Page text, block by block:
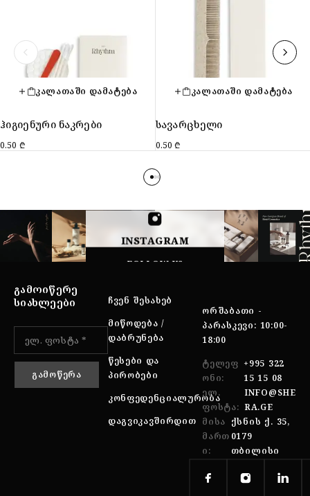
ᲙᲐᲚᲐᲗᲐᲨᲘ ᲓᲐᲛᲐᲢᲔᲑᲐ
ჰიგიენური ნაკრები
0.50 ₾
ᲙᲐᲚᲐᲗᲐᲨᲘ ᲓᲐᲛᲐᲢᲔᲑᲐ
სავარცხელი
0.50₾
INSTAGRAM
FOLLOW US
ᲒᲐᲛᲝᲘᲬᲔᲠᲔ
ᲡᲘᲐᲮᲚᲔᲔᲑᲘ
ᲩᲕᲔᲜ ᲨᲔᲡᲐᲮᲔᲑ
ᲛᲘᲬᲝᲓᲔᲑᲐ /
ᲓᲐᲑᲠᲣᲜᲔᲑᲐ
ᲬᲔᲡᲔᲑᲘ ᲓᲐ
ᲞᲘᲠᲝᲑᲔᲑᲘ
ᲙᲝᲜᲤᲔᲓᲔᲜᲪᲘᲐᲚᲣᲠᲝᲑᲐ
ᲓᲐᲒᲕᲘᲙᲐᲕᲨᲘᲠᲓᲘᲗ
ᲝᲠᲨᲐᲑᲐᲗᲘ -
ᲞᲐᲠᲐᲡᲙᲔᲕᲘ: 10:00-
18:00
ᲢᲔᲚᲔᲤ
ᲝᲜᲘ:
+995 322
15 15 08
ᲔᲚ.
ᲤᲝᲡᲢᲐ:
INFO@SHE
RA.GE
ᲛᲘᲡᲐ
ᲛᲐᲠᲗ
Ი:
ᲥᲡᲜᲘᲡ Ქ. 35,
0179
ᲗᲑᲘᲚᲘᲡᲘ